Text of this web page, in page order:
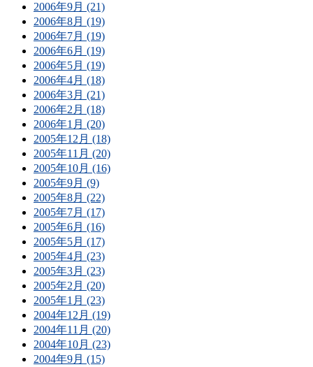
2006年9月 (21)
2006年8月 (19)
2006年7月 (19)
2006年6月 (19)
2006年5月 (19)
2006年4月 (18)
2006年3月 (21)
2006年2月 (18)
2006年1月 (20)
2005年12月 (18)
2005年11月 (20)
2005年10月 (16)
2005年9月 (9)
2005年8月 (22)
2005年7月 (17)
2005年6月 (16)
2005年5月 (17)
2005年4月 (23)
2005年3月 (23)
2005年2月 (20)
2005年1月 (23)
2004年12月 (19)
2004年11月 (20)
2004年10月 (23)
2004年9月 (15)